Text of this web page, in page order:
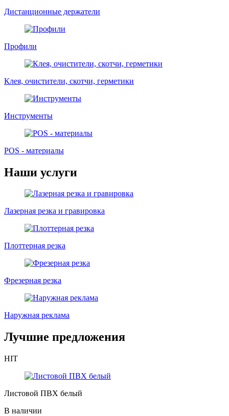
Дистанционные держатели
Профили
Клея, очистители, скотчи, герметики
Инструменты
POS - материалы
Наши услуги
Лазерная резка и гравировка
Плоттерная резка
Фрезерная резка
Наружная реклама
Лучшие предложения
HIT
Листовой ПВХ белый
В наличии